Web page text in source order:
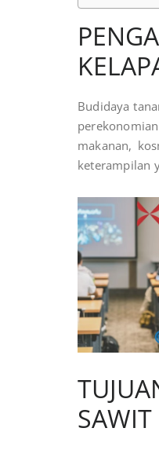
Budidaya
makanan,
keterampilan
SAWIT